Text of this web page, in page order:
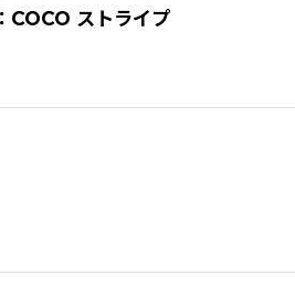
COCO ストライプ